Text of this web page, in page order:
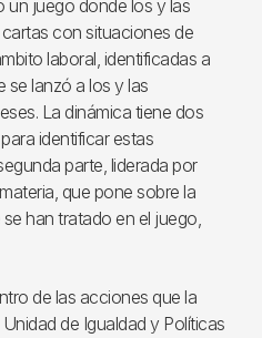
un juego donde los y las
con situaciones de
laboral, identificadas a
se lanzó a los y las
La dinámica tiene dos
identificar estas
parte, liderada por
que pone sobre la
han tratado en el juego,
de las acciones que la
de Igualdad y Políticas